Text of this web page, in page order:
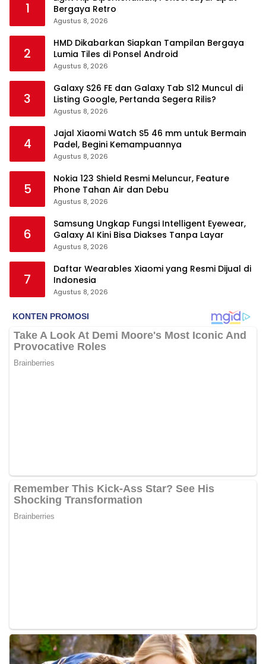
1
Bergaya Retro
Agustus 8, 2026
2
HMD Dikabarkan Siapkan Tampilan Bergaya
Lumia Tiles di Ponsel Android
Agustus 8, 2026
3
Galaxy S26 FE dan Galaxy Tab S12 Muncul di
Listing Google, Pertanda Segera Rilis?
Agustus 8, 2026
4
Jajal Xiaomi Watch S5 46 mm untuk Bermain
Padel, Begini Kemampuannya
Agustus 8, 2026
5
Nokia 123 Shield Resmi Meluncur, Feature
Phone Tahan Air dan Debu
Agustus 8, 2026
6
Samsung Ungkap Fungsi Intelligent Eyewear,
Galaxy AI Kini Bisa Diakses Tanpa Layar
Agustus 8, 2026
7
Daftar Wearables Xiaomi yang Resmi Dijual di
Indonesia
Agustus 8, 2026